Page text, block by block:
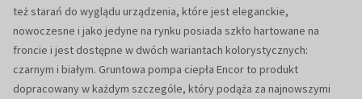
też starań do wyglądu urządzenia, które jest eleganckie,
nowoczesne i jako jedyne na rynku posiada szkło hartowane na
froncie i jest dostępne w dwóch wariantach kolorystycznych:
czarnym i białym. Gruntowa pompa ciepła Encor to produkt
dopracowany w każdym szczególe, który podąża za najnowszymi